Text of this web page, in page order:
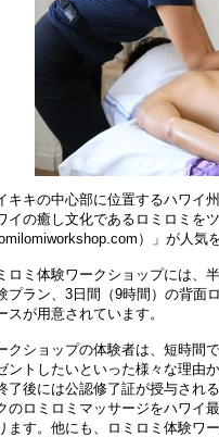
キキの中心部に位置するハワイ
イの癒し文化であるロミロミを
）」が人気
ロミ体験ワークショップには、
プラン、3日間（9時間）の背面
スが用意されています。
クショップの体験者は、短時間
ントしたいといった様々な理由
了後には公認修了証が授与され
のロミロミマッサージをハワイ
ます。他にも、ロミロミ体験ワ